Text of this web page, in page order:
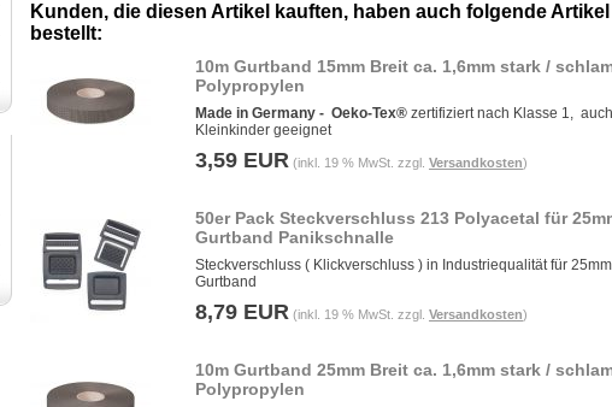
Kunden, die diesen Artikel kauften, haben auch folgende Artikel
bestellt:
10m Gurtband 15mm Breit ca. 1,6mm stark /
Polypropylen
Made in Germany - Oeko-Tex® zertifiziert nach Klasse 1,
Kleinkinder geeignet
3,59 EUR (inkl. 19 % MwSt. zzgl. Versandkosten)
50er Pack Steckverschluss 213 Polyacetal für
Gurtband Panikschnalle
Steckverschluss ( Klickverschluss ) in Industriequalität für 25mm
Gurtband
8,79 EUR (inkl. 19 % MwSt. zzgl. Versandkosten)
10m Gurtband 25mm Breit ca. 1,6mm stark /
Polypropylen